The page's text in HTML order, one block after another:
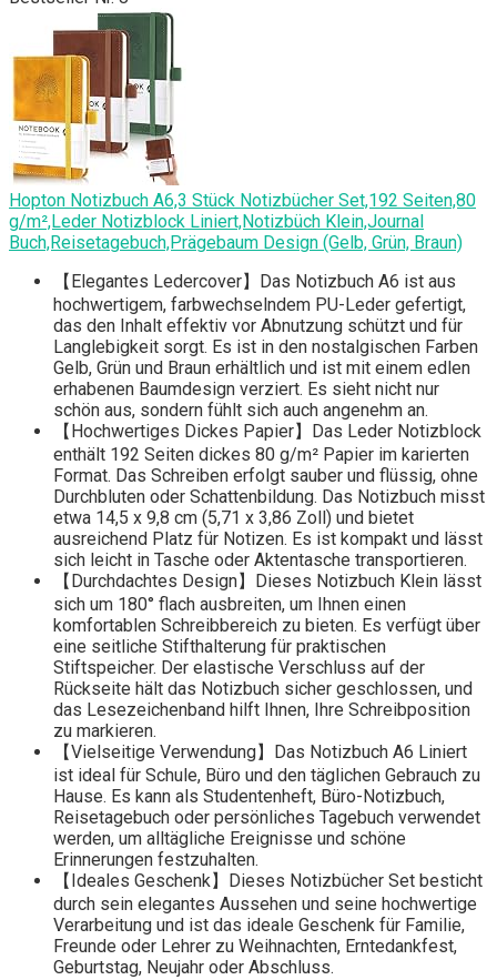
Hopton Notizbuch A6,3 Stück Notizbücher Set,192 Seiten,80
g/m²,Leder Notizblock Liniert,Notizbüch Klein,Journal
Buch,Reisetagebuch,Prägebaum Design (Gelb, Grün, Braun)
【Elegantes Ledercover】Das Notizbuch A6 ist aus
hochwertigem, farbwechselndem PU-Leder gefertigt,
das den Inhalt effektiv vor Abnutzung schützt und für
Langlebigkeit sorgt. Es ist in den nostalgischen Farben
Gelb, Grün und Braun erhältlich und ist mit einem edlen
erhabenen Baumdesign verziert. Es sieht nicht nur
schön aus, sondern fühlt sich auch angenehm an.
【Hochwertiges Dickes Papier】Das Leder Notizblock
enthält 192 Seiten dickes 80 g/m² Papier im karierten
Format. Das Schreiben erfolgt sauber und flüssig, ohne
Durchbluten oder Schattenbildung. Das Notizbuch misst
etwa 14,5 x 9,8 cm (5,71 x 3,86 Zoll) und bietet
ausreichend Platz für Notizen. Es ist kompakt und lässt
sich leicht in Tasche oder Aktentasche transportieren.
【Durchdachtes Design】Dieses Notizbuch Klein lässt
sich um 180° flach ausbreiten, um Ihnen einen
komfortablen Schreibbereich zu bieten. Es verfügt über
eine seitliche Stifthalterung für praktischen
Stiftspeicher. Der elastische Verschluss auf der
Rückseite hält das Notizbuch sicher geschlossen, und
das Lesezeichenband hilft Ihnen, Ihre Schreibposition
zu markieren.
【Vielseitige Verwendung】Das Notizbuch A6 Liniert
ist ideal für Schule, Büro und den täglichen Gebrauch zu
Hause. Es kann als Studentenheft, Büro-Notizbuch,
Reisetagebuch oder persönliches Tagebuch verwendet
werden, um alltägliche Ereignisse und schöne
Erinnerungen festzuhalten.
【Ideales Geschenk】Dieses Notizbücher Set besticht
durch sein elegantes Aussehen und seine hochwertige
Verarbeitung und ist das ideale Geschenk für Familie,
Freunde oder Lehrer zu Weihnachten, Erntedankfest,
Geburtstag, Neujahr oder Abschluss.